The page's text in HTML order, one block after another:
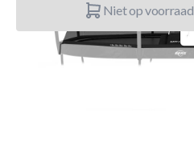
Niet op voorraad